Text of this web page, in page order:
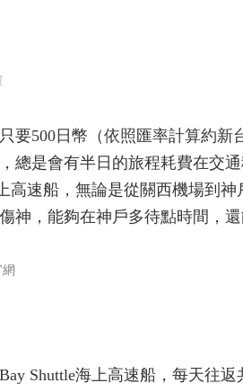
要500日幣（依照匯率計算約新
總是會有半日的旅程耗費在交
高速船，無論是從關西機場到
神，能夠在神戶多待點時間，
Shuttle海上高速船，每天往